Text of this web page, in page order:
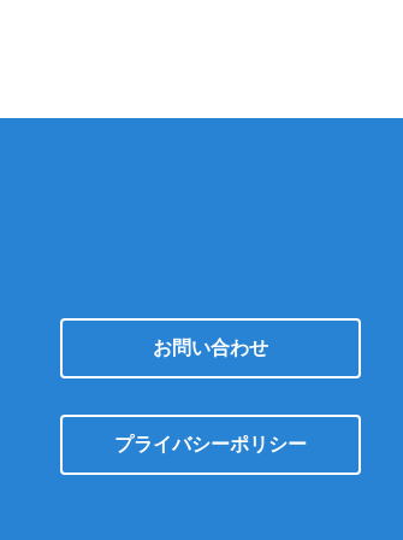
お問い合わせ
プライバシーポリシー